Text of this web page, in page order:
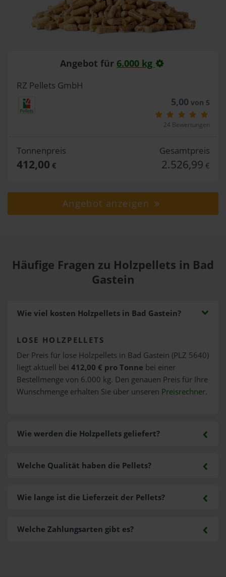
Angebot für 6.000 kg
RZ Pellets GmbH
5,00 von 5
24 Bewertungen
Tonnenpreis
412,00 €
Gesamtpreis
2.526,99 €
Angebot anzeigen
Häufige Fragen zu Holzpellets in Bad
Gastein
Wie viel kosten Holzpellets in Bad Gastein?
LOSE HOLZPELLETS
Der Preis für lose Holzpellets in Bad Gastein (PLZ 5640)
liegt aktuell bei 412,00 € pro Tonne bei einer
Bestellmenge von 6.000 kg. Den genauen Preis für Ihre
Wunschmenge erhalten Sie über unseren Preisrechner.
Wie werden die Holzpellets geliefert?
Welche Zahlungsarten gibt es?
Welche Qualität haben die Pellets?
Wie lange ist die Lieferzeit der Pellets?